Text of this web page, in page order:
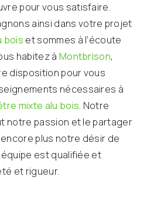
pour vous satisfaire.
ainsi dans votre projet
bois et sommes à l’écoute
habitez à Montbrison,
disposition pour vous
nécessaires à
mixte alu bois. Notre
notre passion et le partager
plus notre désir de
est qualifiée et
et rigueur.